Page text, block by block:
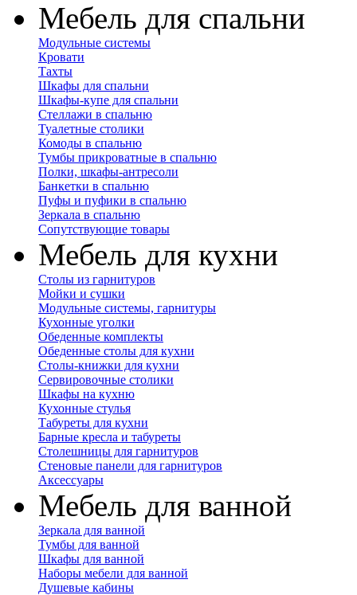
Мебель для спальни
Модульные системы
Кровати
Тахты
Шкафы для спальни
Шкафы-купе для спальни
Стеллажи в спальню
Туалетные столики
Комоды в спальню
Тумбы прикроватные в спальню
Полки, шкафы-антресоли
Банкетки в спальню
Пуфы и пуфики в спальню
Зеркала в спальню
Сопутствующие товары
Мебель для кухни
Столы из гарнитуров
Мойки и сушки
Модульные системы, гарнитуры
Кухонные уголки
Обеденные комплекты
Обеденные столы для кухни
Столы-книжки для кухни
Сервировочные столики
Шкафы на кухню
Кухонные стулья
Табуреты для кухни
Барные кресла и табуреты
Столешницы для гарнитуров
Стеновые панели для гарнитуров
Аксессуары
Мебель для ванной
Зеркала для ванной
Тумбы для ванной
Шкафы для ванной
Наборы мебели для ванной
Душевые кабины